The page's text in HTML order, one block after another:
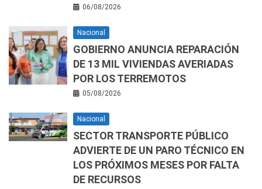
06/08/2026
Nacional
GOBIERNO ANUNCIA REPARACIÓN
DE 13 MIL VIVIENDAS AVERIADAS
POR LOS TERREMOTOS
05/08/2026
Nacional
SECTOR TRANSPORTE PÚBLICO
ADVIERTE DE UN PARO TÉCNICO EN
LOS PRÓXIMOS MESES POR FALTA
DE RECURSOS